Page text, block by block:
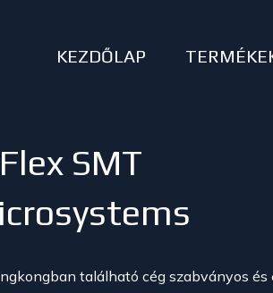
KEZDŐLAP
SMT
található cég szabványos és